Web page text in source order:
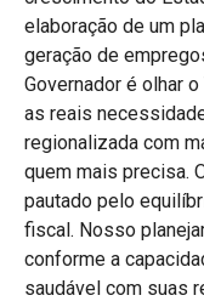
elaboração de um
geração de
Governador é olhar
as reais
regionalizada com
quem mais precisa.
pautado pelo
fiscal. Nosso
conforme a
saudável com suas